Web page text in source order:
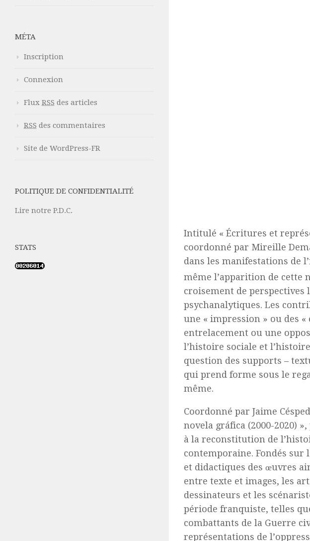
Intitulé « Écritures et
coordonné par Mireille
dans les manifestations de
même l’apparition de cette
croisement de
psychanalytiques. Les
une « impression » ou des
entrelacement ou une
l’histoire sociale et
question des supports –
qui prend forme sous le
même.
Coordonné par Jaime
novela gráfica (2000-2020)
à la reconstitution de
contemporaine. Fondés sur
et didactiques des œuvres
entre texte et images, les
dessinateurs et les
période franquiste, telles
combattants de la Guerre
représentations de
MÉTA
Inscription
Connexion
Flux RSS des articles
RSS des commentaires
Site de WordPress-FR
POLITIQUE DE CONFIDENTIALITÉ
Lire notre P.D.C.
STATS